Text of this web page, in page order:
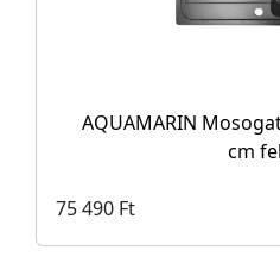
AQUAMARIN
cm
75 490 Ft